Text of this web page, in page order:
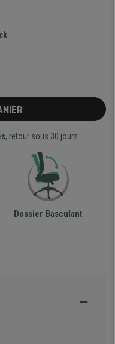
, retour sous 30 jours
Dossier Basculant